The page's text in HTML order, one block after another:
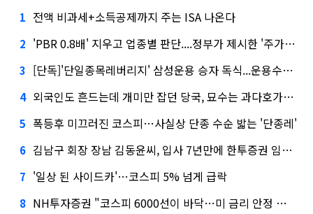
1 전액 비과세+소득공제까지 주는 ISA 나온다
2 'PBR 0.8배' 지우고 업종별 판단....정부가 제시한 '주가 누르기' 방지법
3 [단독]'단일종목레버리지' 삼성운용 승자 독식...운용수익 미래에셋의 6배
4 외국인도 흔드는데 개미만 잡던 당국, 묘수는 과다호가부담금?
5 폭등후 미끄러진 코스피…사실상 단종 수순 밟는 '단종레'
6 김남구 회장 장남 김동윤씨, 입사 7년만에 한투증권 임원 승진
7 '일상 된 사이드카'…코스피 5% 넘게 급락
8 NH투자증권 "코스피 6000선이 바닥…미 금리 안정 후 추가 회복"